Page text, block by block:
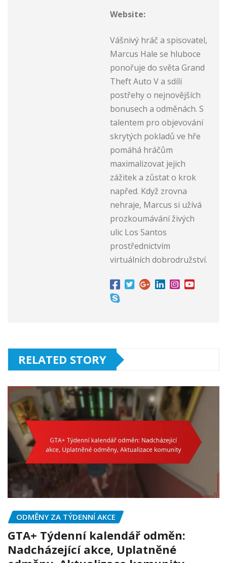
Website:
Vášnivý hráč a spisovatel,
Marcus Hale se hluboce
ponořuje do světa Grand
Theft Auto V a sdílí
postřehy o nejnovějších
bonusech a odměnách. S
talentem pro objevování
skrytých pokladů ve hře
pomáhá hráčům
maximalizovat jejich
zážitek a zůstat o krok
napřed. Když zrovna
nehraje, Marcus si užívá
prozkoumávání živých
ulic Los Santos
prostřednictvím
virtuálních dobrodružství.
RELATED STORY
ODMĚNY ZA TÝDENNÍ AKCE
GTA+ Týdenní kalendář odměn:
Nadcházející akce, Uplatněné